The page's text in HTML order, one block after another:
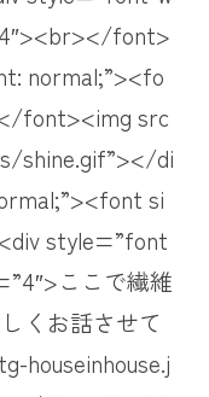
font>
normal;”><fo
font><img src
shine.gif”></di
si
style=”font
ここで繊維
くお話させて
houseinhouse.j